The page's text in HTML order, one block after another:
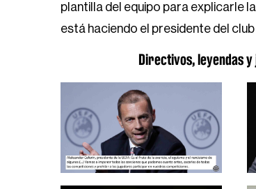
plantilla del equipo para explicarle
está haciendo el presidente del
Directivos, leyendas